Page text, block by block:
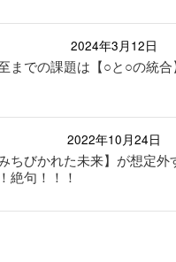
2024年3月12日
までの課題は【○と○の統合
2022年10月24日
みちびかれた未来】が想定外
絶句！！！